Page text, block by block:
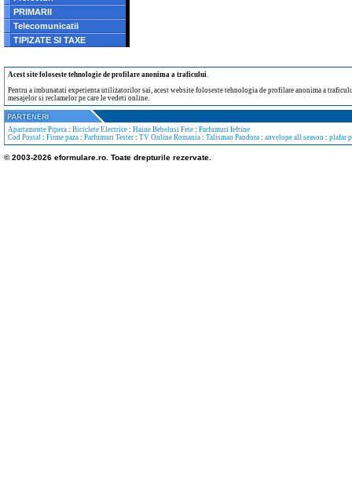
PRIMARII
Telecomunicatii
TIPIZATE SI TAXE
Acest site foloseste tehnologie de profilare anonima a traficului.
Pentru a imbunatati experienta utilizatorilor sai, acest website foloseste tehnologia de profilare anonima a
mesajelor si reclamelor pe care le vedeti online.
Apartamente Pipera : Biciclete Electrice : Haine Bebelusi Fete : Parfumuri Ieftine
Cod Postal : Firme paza : Parfumuri Tester : TV Online Romania : Talisman Pandora : anvelope all season : plafar
© 2003-2026 eformulare.ro. Toate drepturile rezervate.